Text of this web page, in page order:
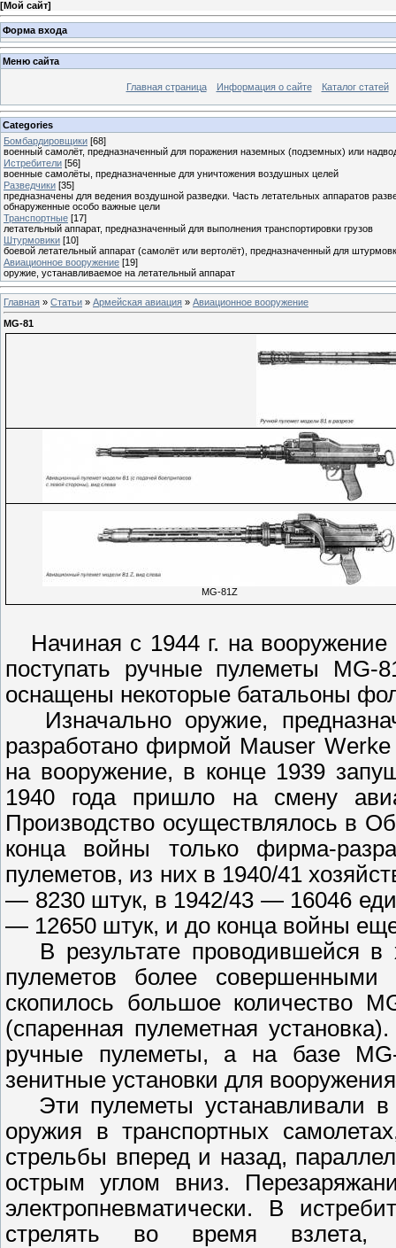
[Мой сайт]
Форма входа
Меню сайта
Главная страница Информация о сайте Каталог статей
Categories
Бомбардировщики [68]
военный самолёт, предназначенный для поражения наземных (подземных) или
Истребители [56]
военные самолёты, предназначенные для уничтожения воздушных целей
Разведчики [35]
предназначены для ведения воздушной разведки. Часть летательных аппаратов
обнаруженные особо важные цели
Транспортные [17]
летательный аппарат, предназначенный для выполнения транспортировки грузов
Штурмовики [10]
боевой летательный аппарат (самолёт или вертолёт), предназначенный для
Авиационное вооружение [19]
оружие, устанавливаемое на летательный аппарат
Главная » Статьи » Армейская авиация » Авиационное вооружение
MG-81
МG-81Z
Начиная с 1944 г. на
поступать ручные пулеметы
оснащены некоторые батальоны
Изначально оружие,
разработано фирмой Mauser
на вооружение, в конце 1939
1940 года пришло на смену
Производство осуществлялось в
конца войны только фирма-
пулеметов, из них в 1940/41
— 8230 штук, в 1942/43 — 16046
— 12650 штук, и до конца войны
В результате проводившейся в
пулеметов более
скопилось большое количество
(спаренная пулеметная
ручные пулеметы, а на базе
зенитные установки для
Эти пулеметы устанавливали в
оружия в транспортных
стрельбы вперед и назад,
острым углом вниз.
электропневматически. В
стрелять во время